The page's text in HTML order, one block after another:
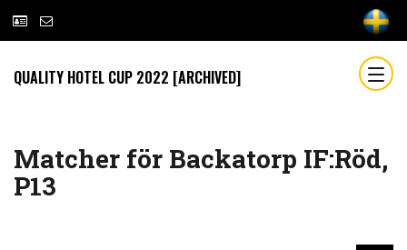
QUALITY HOTEL CUP 2022 [ARCHIVED]
Matcher för Backatorp IF:Röd,
P13